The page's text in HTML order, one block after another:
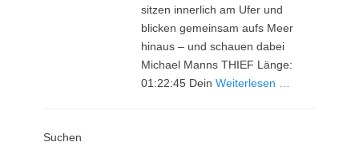
sitzen innerlich am Ufer und
blicken gemeinsam aufs Meer
hinaus – und schauen dabei
Michael Manns THIEF Länge:
01:22:45 DeinWeiterlesen …
Suchen